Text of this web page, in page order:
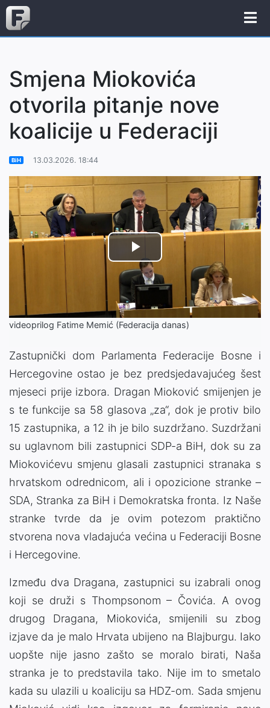
Smjena Miokovića
otvorila pitanje nove
koalicije u Federaciji
BiH 13.03.2026. 18:44
Play
Video
videoprilog Fatime Memić (Federacija danas)
Zastupnički dom Parlamenta Federacije Bosne i
Hercegovine ostao je bez predsjedavajućeg šest
mjeseci prije izbora. Dragan Mioković smijenjen je
s te funkcije sa 58 glasova „za“, dok je protiv bilo
15 zastupnika, a 12 ih je bilo suzdržano. Suzdržani
su uglavnom bili zastupnici SDP-a BiH, dok su za
Miokovićevu smjenu glasali zastupnici stranaka s
hrvatskom odrednicom, ali i opozicione stranke –
SDA, Stranka za BiH i Demokratska fronta. Iz Naše
stranke tvrde da je ovim potezom praktično
stvorena nova vladajuća većina u Federaciji Bosne
i Hercegovine.
Između dva Dragana, zastupnici su izabrali onog
koji se druži s Thompsonom – Čovića. A ovog
drugog Dragana, Miokovića, smijenili su zbog
izjave da je malo Hrvata ubijeno na Blajburgu. Iako
uopšte nije jasno zašto se moralo birati, Naša
stranka je to predstavila tako. Nije im to smetalo
kada su ulazili u koaliciju sa HDZ-om. Sada smjenu